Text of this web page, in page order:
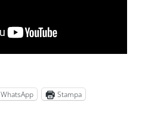
WhatsApp Stampa